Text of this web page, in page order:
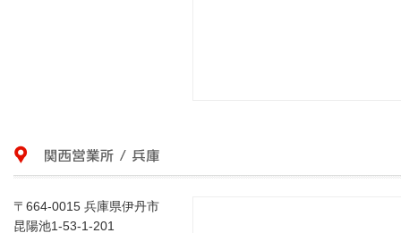
〒664-0015 兵庫県伊丹市
昆陽池1-53-1-201